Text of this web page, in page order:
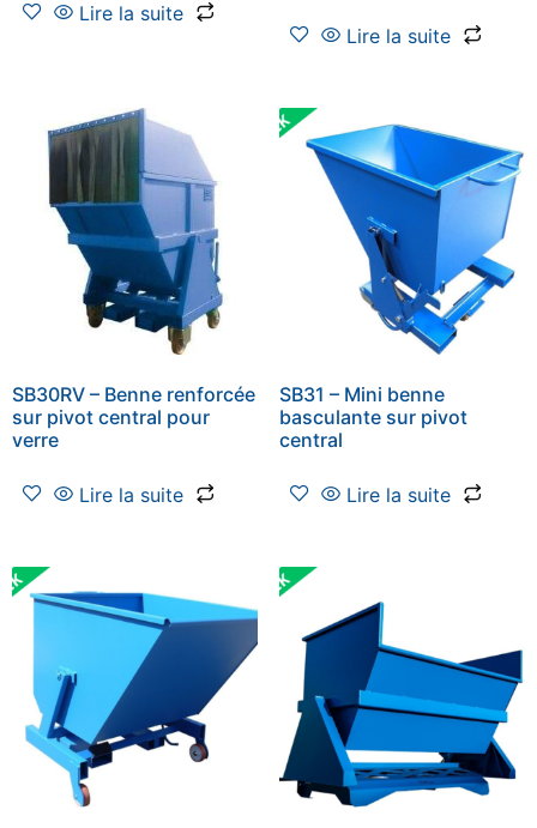
Lire la suite
Lire la suite
SB30RV – Benne renforcée
sur pivot central pour
verre
Lire la suite
SB31 – Mini benne
basculante sur pivot
central
Lire la suite